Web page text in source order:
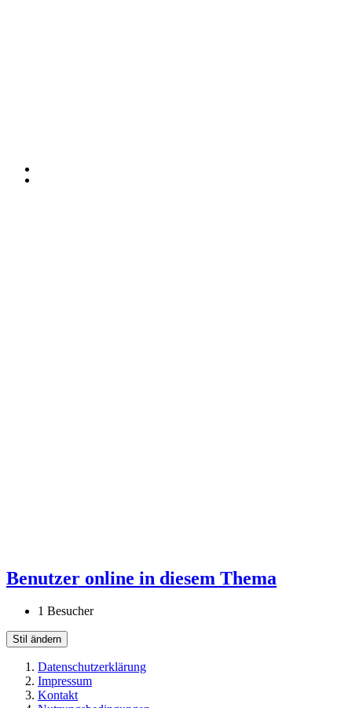
Benutzer online in diesem Thema
1 Besucher
Stil ändern
Datenschutzerklärung
Impressum
Kontakt